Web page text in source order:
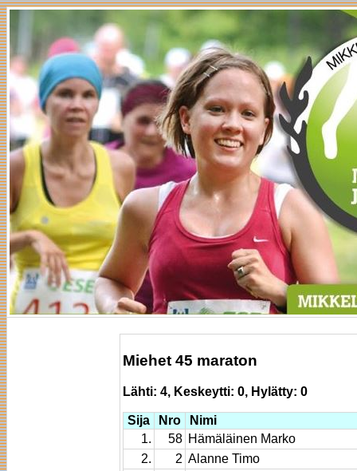
Miehet 45 maraton
Lähti: 4, Keskeytti: 0, Hylätty: 0
Sija Nro
Nimi
1.
58 Hämäläinen Marko
2.
2 Alanne Timo